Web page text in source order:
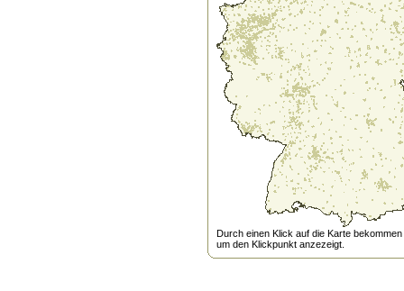
Durch einen Klick auf die Karte
um den Klickpunkt anzezeigt.